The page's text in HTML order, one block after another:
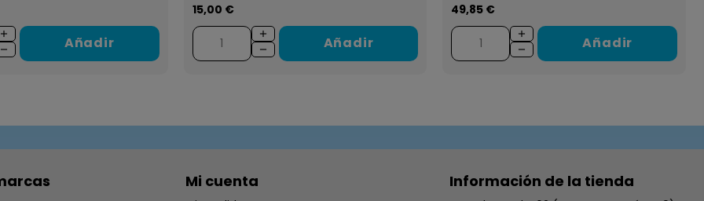
Añadir
15,00 €
Añadir
49,85 €
Añadir
Mi cuenta Información de la tienda